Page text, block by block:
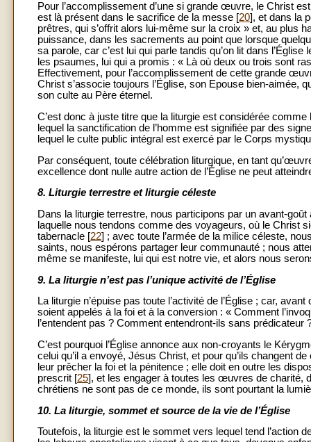
Pour l’accomplissement d’une si grande œuvre, le Christ
est là présent dans le sacrifice de la messe [20], et dans la
prêtres, qui s’offrit alors lui-même sur la croix » et, au plus
puissance, dans les sacrements au point que lorsque
sa parole, car c’est lui qui parle tandis qu’on lit dans
les psaumes, lui qui a promis : « Là où deux ou trois sont
Effectivement, pour l’accomplissement de cette grande
Christ s’associe toujours l’Église, son Epouse bien-aimée,
son culte au Père éternel.
C’est donc à juste titre que la liturgie est considérée
lequel la sanctification de l’homme est signifiée par des
lequel le culte public intégral est exercé par le Corps
Par conséquent, toute célébration liturgique, en tant
excellence dont nulle autre action de l’Église ne peut
8. Liturgie terrestre et liturgie céleste
Dans la liturgie terrestre, nous participons par un avant-
laquelle nous tendons comme des voyageurs, où le Christ
tabernacle [22] ; avec toute l’armée de la milice céleste,
saints, nous espérons partager leur communauté ; nous
même se manifeste, lui qui est notre vie, et alors nous
9. La liturgie n’est pas l’unique activité de l’Église
La liturgie n’épuise pas toute l’activité de l’Église ; car,
soient appelés à la foi et à la conversion : « Comment
l’entendent pas ? Comment entendront-ils sans
C’est pourquoi l’Église annonce aux non-croyants le
celui qu’il a envoyé, Jésus Christ, et pour qu’ils changent
leur prêcher la foi et la pénitence ; elle doit en outre les
prescrit [25], et les engager à toutes les œuvres de charité,
chrétiens ne sont pas de ce monde, ils sont pourtant la
10. La liturgie, sommet et source de la vie de l’Église
Toutefois, la liturgie est le sommet vers lequel tend l’action